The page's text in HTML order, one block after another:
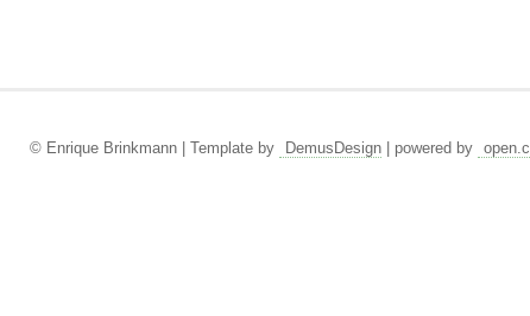
© Enrique Brinkmann | Template by DemusDesign| powered by